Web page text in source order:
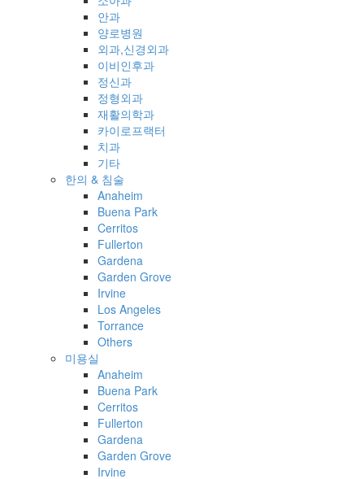
안과
양로병원
외과,신경외과
이비인후과
정신과
정형외과
재활의학과
카이로프랙터
치과
기타
한의 & 침술
Anaheim
Buena Park
Cerritos
Fullerton
Gardena
Garden Grove
Irvine
Los Angeles
Torrance
Others
미용실
Anaheim
Buena Park
Cerritos
Fullerton
Gardena
Garden Grove
Irvine